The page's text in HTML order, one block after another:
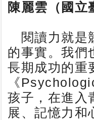
陳麗雲（國立
閱讀力就是
的事實。我們
長期成功的重
《
孩子，在進入
展、記憶力和